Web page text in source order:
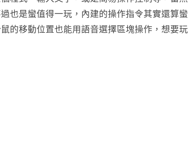
也是蠻值得一玩，內建的操作指令其實還算蠻
的移動位置也能用語音選擇區塊操作，想要玩